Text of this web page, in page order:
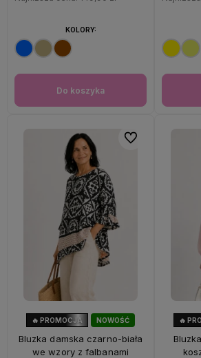
Do koszyka
KOLORY:
NOWOŚĆ
🔥 PROMOCJA
Bluzka damska czarno-biała
we wzory z falbanami
Do ulubionych
🔥